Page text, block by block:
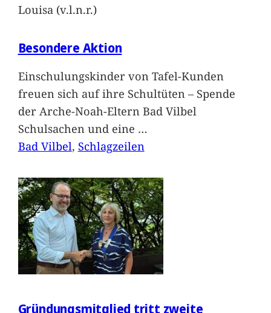
Louisa (v.l.n.r.)
Besondere Aktion
Einschulungskinder von Tafel-Kunden
freuen sich auf ihre Schultüten – Spende
der Arche-Noah-Eltern Bad Vilbel
Schulsachen und eine …
Bad Vilbel, Schlagzeilen
Gründungsmitglied tritt zweite